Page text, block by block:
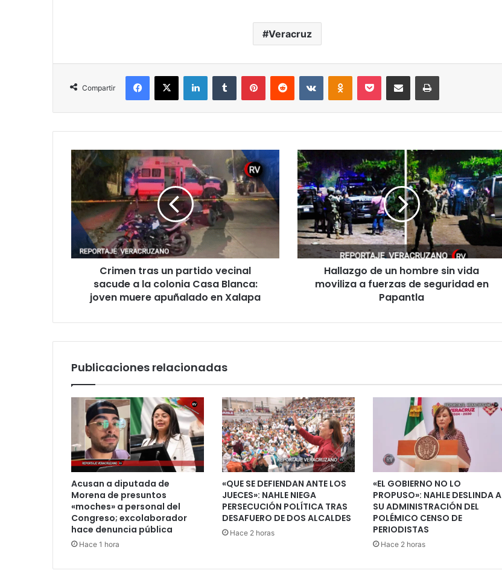
Veracruz
Compartir
Facebook
X LinkedInTumblr PinterestReddit VKontakteOdnoklassniki
Pocket Compartir por correo electrónicoImprimir
Crimen
tras
un
vecinal
sacude
colonia
Blanca:
joven
Crimen tras un partido vecinal
sacude a la colonia Casa Blanca:
joven muere apuñalado en Xalapa
Hallazgo
de
un
hombre
sin
vida
moviliza
a
fuerzas
seguridad
Hallazgo de un hombre sin vida
moviliza a fuerzas de seguridad en
Papantla
Publicaciones relacionadas
Acusan a diputada de
Morena de presuntos
«moches» a personal del
Congreso; excolaborador
hace denuncia pública
Hace 1 hora
«QUE SE DEFIENDAN ANTE LOS
JUECES»: NAHLE NIEGA
PERSECUCIÓN POLÍTICA TRAS
DESAFUERO DE DOS ALCALDES
Hace 2 horas
«EL GOBIERNO NO LO
PROPUSO»: NAHLE DESLINDA A
SU ADMINISTRACIÓN DEL
POLÉMICO CENSO DE
PERIODISTAS
Hace 2 horas